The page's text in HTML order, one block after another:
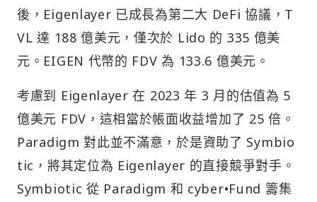
後，Eigenlayer 已成長為第二大 DeFi 協議，T
VL 達 188 億美元，僅次於 Lido 的 335 億美
元。EIGEN 代幣的 FDV 為 133.6 億美元。
考慮到 Eigenlayer 在 2023 年 3 月的估值為 5
億美元 FDV，這相當於帳面收益增加了 25 倍。
Paradigm 對此並不滿意，於是資助了 Symbio
tic，將其定位為 Eigenlayer 的直接競爭對手。
Symbiotic 從 Paradigm 和 cyber•Fund 籌集